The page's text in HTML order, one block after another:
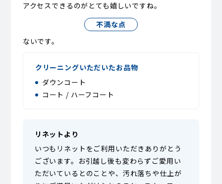
アクセスできるのがとても嬉しいですね。
不満な点
ないです。
クリーニングいただいたお品物
ダウンコート
コート / ハーフコート
リネットより
いつもリネットをご利用いただきありがとう
ございます。お引越し後も変わらずご愛用い
ただいているとのことや、汚れ落ちや仕上が